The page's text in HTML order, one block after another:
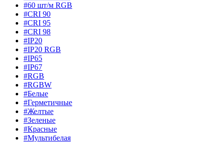
#60 шт/м RGB
#CRI 90
#CRI 95
#CRI 98
#IP20
#IP20 RGB
#IP65
#IP67
#RGB
#RGBW
#Белые
#Герметичные
#Желтые
#Зеленые
#Красные
#Мультибелая